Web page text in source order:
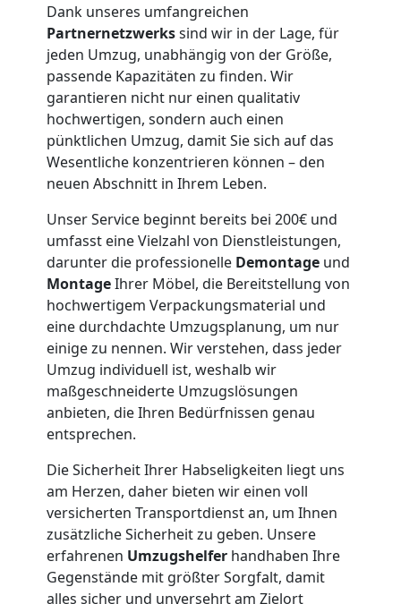
Dank unseres umfangreichen
Partnernetzwerkssind wir in der Lage, für
jeden Umzug, unabhängig von der Größe,
passende Kapazitäten zu finden. Wir
garantieren nicht nur einen qualitativ
hochwertigen, sondern auch einen
pünktlichen Umzug, damit Sie sich auf das
Wesentliche konzentrieren können – den
neuen Abschnitt in Ihrem Leben.
Unser Service beginnt bereits bei 200€ und
umfasst eine Vielzahl von Dienstleistungen,
darunter die professionelle Demontage und
MontageIhrer Möbel, die Bereitstellung von
hochwertigem Verpackungsmaterial und
eine durchdachte Umzugsplanung, um nur
einige zu nennen. Wir verstehen, dass jeder
Umzug individuell ist, weshalb wir
maßgeschneiderte Umzugslösungen
anbieten, die Ihren Bedürfnissen genau
entsprechen.
Die Sicherheit Ihrer Habseligkeiten liegt uns
am Herzen, daher bieten wir einen voll
versicherten Transportdienst an, um Ihnen
zusätzliche Sicherheit zu geben. Unsere
erfahrenen Umzugshelfer handhaben Ihre
Gegenstände mit größter Sorgfalt, damit
alles sicher und unversehrt am Zielort
Umzugshelfer
Feldkirch
Möbeltaxi
Feldkirch
Kleintransport
Feldkirch
Möbelmontage
Feldkirch
Möbeltransport